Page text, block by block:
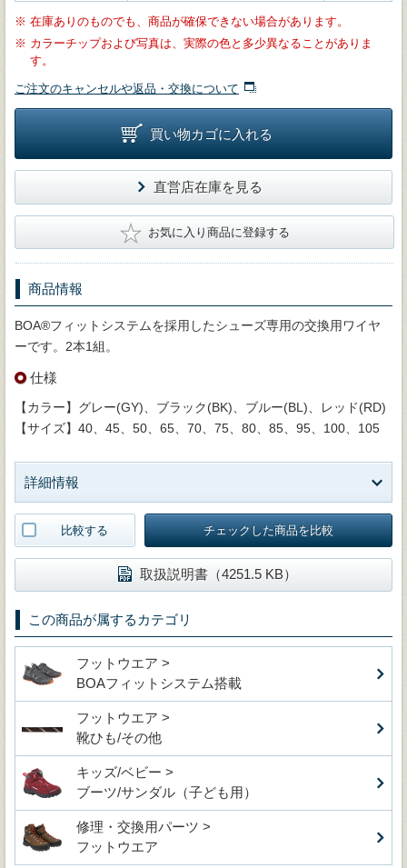
※ 在庫ありのものでも、商品が確保できない場合があります。
※ カラーチップおよび写真は、実際の色と多少異なることがありま
す。
ご注文のキャンセルや返品・交換について
買い物カゴに入れる
直営店在庫を見る
★ お気に入り商品に登録する
商品情報
BOA®フィットシステムを採用したシューズ専用の交換用ワイヤ
ーです。2本1組。
仕様
【カラー】グレー(GY)、ブラック(BK)、ブルー(BL)、レッド(RD)
【サイズ】40、45、50、65、70、75、80、85、95、100、105
詳細情報
比較する チェックした商品を比較
取扱説明書（4251.5 KB）
この商品が属するカテゴリ
フットウエア >
BOAフィットシステム搭載
フットウエア >
靴ひも/その他
キッズ/ベビー >
ブーツ/サンダル（子ども用）
修理・交換用パーツ >
フットウエア